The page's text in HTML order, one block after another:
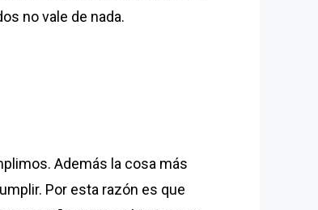
no vale de nada.
Además la cosa más
Por esta razón es que